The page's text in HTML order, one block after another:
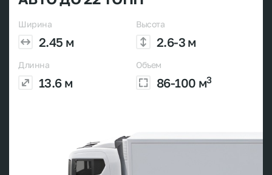
Ширина
2.45 м
Высота
2.6-3 м
Длинна
13.6 м
Объем
86-100 м3